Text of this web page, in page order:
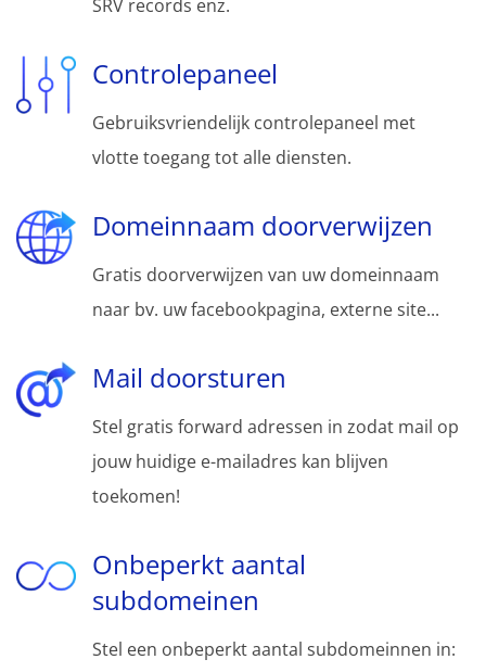
SRV records enz.
Controlepaneel
Gebruiksvriendelijk controlepaneel met
vlotte toegang tot alle diensten.
Domeinnaam doorverwijzen
Gratis doorverwijzen van uw domeinnaam
naar bv. uw facebookpagina, externe site...
Mail doorsturen
Stel gratis forward adressen in zodat mail op
jouw huidige e-mailadres kan blijven
toekomen!
Onbeperkt aantal
subdomeinen
Stel een onbeperkt aantal subdomeinnen in: